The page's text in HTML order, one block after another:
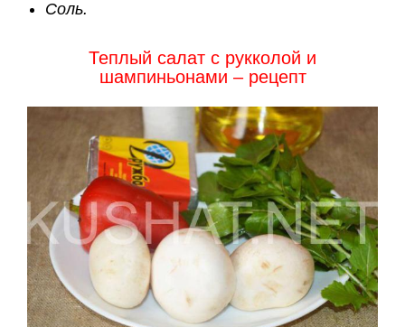
Соль.
Теплый салат с рукколой и
шампиньонами – рецепт